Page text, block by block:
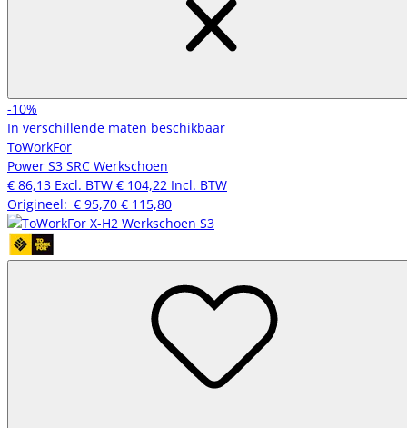
-10%
In verschillende maten beschikbaar
ToWorkFor
Power S3 SRC Werkschoen
€ 86,13 Excl. BTW € 104,22 Incl. BTW
Origineel: € 95,70 € 115,80